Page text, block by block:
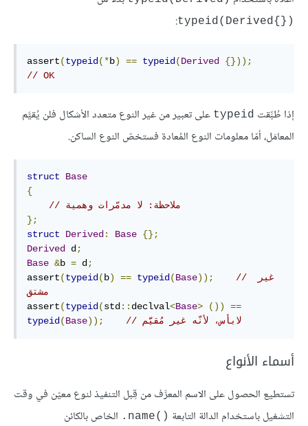
typeid(Derived{})‎
:
assert(typeid(*b) == typeid(Derived {}));
// OK
إذا طُبِّقت ‎typeid‎ على تعبير من غير النوع متعدد الأشكال فلن يُقيَّم
المعامَل، أمّا معلومات النوع المُعادة فستخصّ النوع الساكن.
struct
Base
{
// ملاحظة: لا مدمّرات وهمية
};
struct
Derived: Base {};
Derived d;
Base &b = d;
assert(typeid(b) == typeid(Base));
// غير
مشتق
assert(typeid(std:: declval<Base> ())
==
typeid(Base)); // لابأس، لأنّه غير مُقيَّم
أسماء الأنواع
تستطيع الحصول على الاسم المعرَّف من قِبل التنفيذ لنوع معيّن في وقت
التشغيل باستخدام الدالة التابعة ‎.name()‎ الخاص بالكائن